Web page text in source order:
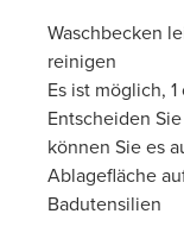
Waschbecken
reinigen
Es ist möglich,
Entscheiden
können Sie es
Ablagefläche
Badutensilien